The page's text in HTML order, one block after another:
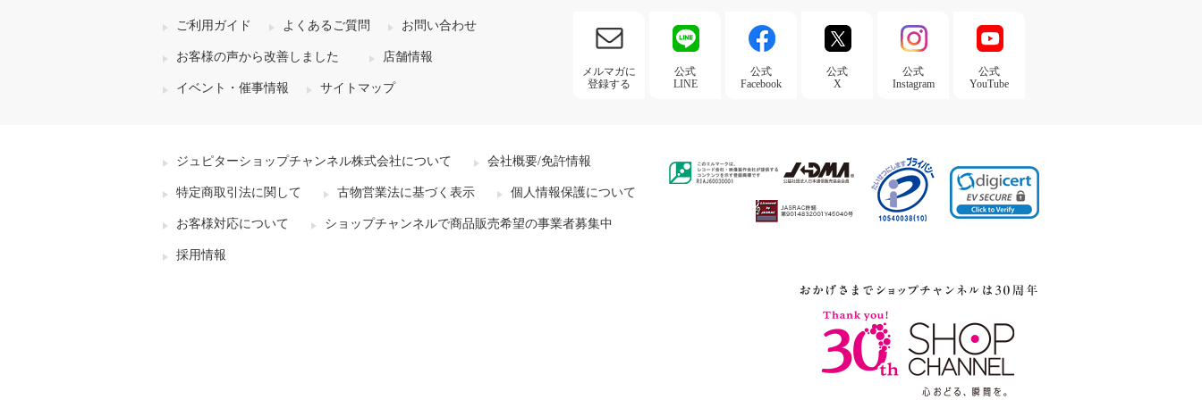
ご利用ガイド よくあるご質問 お問い合わせ
お客様の声から改善しました 店舗情報
イベント・催事情報 サイトマップ
メルマガに
登録する
公式
LINE
公式
Facebook
公式
X
公式
Instagram
公式
YouTube
ジュピターショップチャンネル株式会社について 会社概要/免許情報
特定商取引法に関して 古物営業法に基づく表示 個人情報保護について
お客様対応について ショップチャンネルで商品販売希望の事業者募集中
採用情報